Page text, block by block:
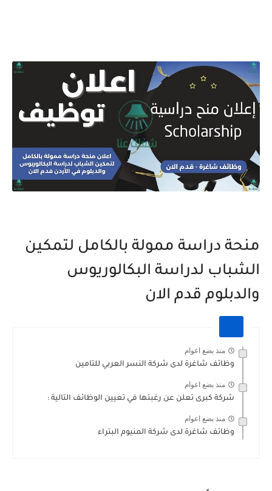
منحة دراسة ممولة بالكامل لتمكين
الشباب لدراسة البكالوريوس
والدبلوم قدم الان
منذ بضع اعوام
وظائف شاغرة لدى شركة النسر العربي للتامين
منذ بضع اعوام
شركة كبرى تعلن عن رغبتها في تعيين الوظائف التالية :
منذ بضع اعوام
وظائف شاغرة لدى شركة المنيوم البتراء